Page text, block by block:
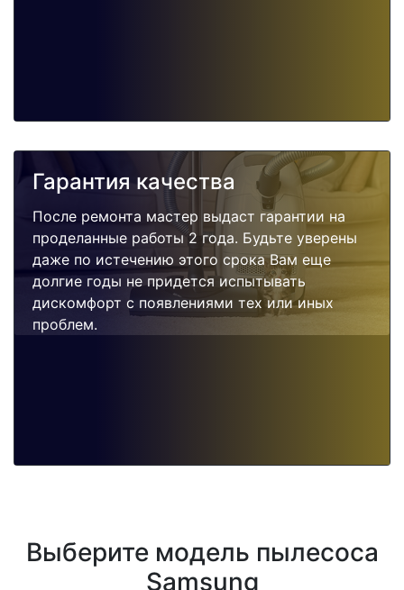
Гарантия качества
После ремонта мастер выдаст гарантии на
проделанные работы 2 года. Будьте уверены
даже по истечению этого срока Вам еще
долгие годы не придется испытывать
дискомфорт с появлениями тех или иных
проблем.
Выберите модель пылесоса
Samsung